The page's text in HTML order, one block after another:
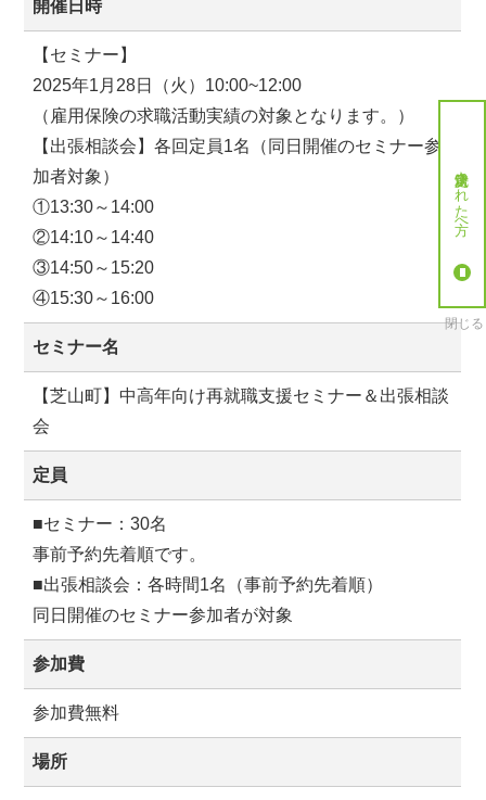
開催日時
【セミナー】
2025年1月28日（火）10:00~12:00
（雇用保険の求職活動実績の対象となります。）
【出張相談会】各回定員1名（同日開催のセミナー参
加者対象）
①13:30～14:00
②14:10～14:40
③14:50～15:20
④15:30～16:00
セミナー名
【芝山町】中高年向け再就職支援セミナー＆出張相談
会
定員
■セミナー：30名
事前予約先着順です。
■出張相談会：各時間1名（事前予約先着順）
同日開催のセミナー参加者が対象
参加費
参加費無料
場所
就労決定された方へ
閉じる